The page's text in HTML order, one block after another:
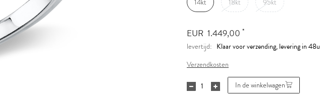
14kt 18kt 95kt
EUR 1.449,00 *
levertijd: Klaar voor verzending, levering in 48u
Verzendkosten
In de winkelwagen